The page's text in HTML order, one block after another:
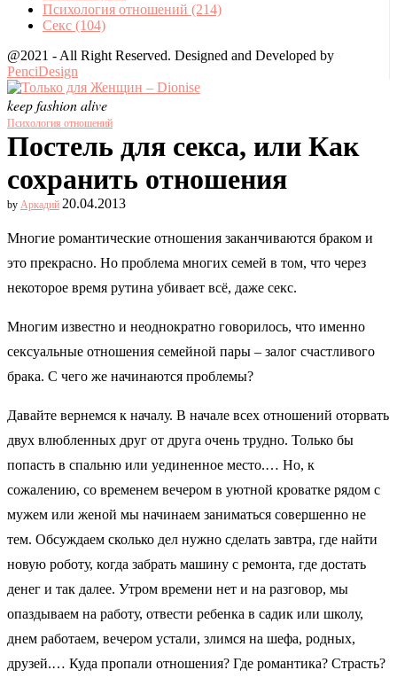
Психология отношений (214)
Секс (104)
@2021 - All Right Reserved. Designed and Developed by
PenciDesign
keep fashion alive
Психология отношений
Постель для секса, или Как
сохранить отношения
by Аркадий 20.04.2013
Многие романтические отношения заканчиваются браком и
это прекрасно. Но проблема многих семей в том, что через
некоторое время рутина убивает всё, даже секс.
Многим известно и неоднократно говорилось, что именно
сексуальные отношения семейной пары – залог счастливого
брака. С чего же начинаются проблемы?
Давайте вернемся к началу. В начале всех отношений оторвать
двух влюбленных друг от друга очень трудно. Только бы
попасть в спальню или уединенное место.… Но, к
сожалению, со временем вечером в уютной кроватке рядом с
мужем или женой мы начинаем заниматься совершенно не
тем. Обсуждаем сколько дел нужно сделать завтра, где найти
новую роботу, когда забрать машину с ремонта, где достать
денег и так далее. Утром времени нет и на разговор, мы
опаздываем на работу, отвести ребенка в садик или школу,
днем работаем, вечером устали, злимся на шефа, родных,
друзей.… Куда пропали отношения? Где романтика? Страсть?